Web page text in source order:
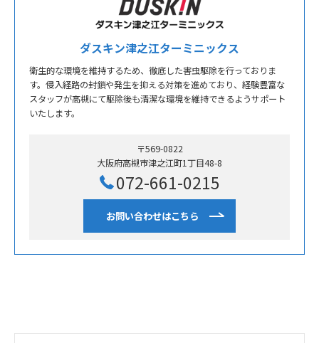
ダスキン津之江ターミニックス
衛生的な環境を維持するため、徹底した害虫駆除を行っておりま
す。侵入経路の封鎖や発生を抑える対策を進めており、経験豊富な
スタッフが高槻にて駆除後も清潔な環境を維持できるようサポート
いたします。
〒569-0822
大阪府高槻市津之江町1丁目48-8
072-661-0215
お問い合わせはこちら